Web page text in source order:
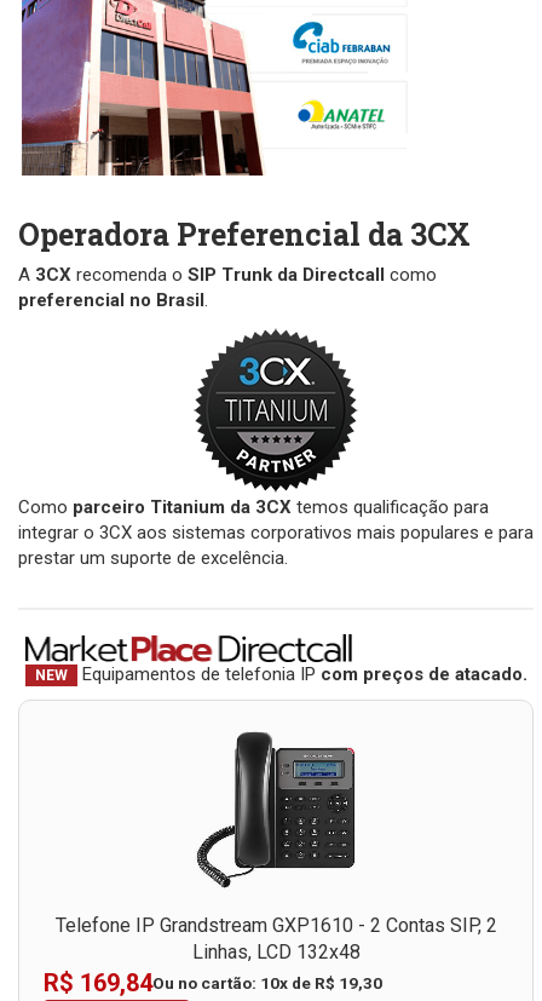
Operadora Preferencial da 3CX
A 3CX recomenda o SIP Trunk da Directcall como
preferencial no Brasil.
Como parceiro Titanium da 3CX temos qualificação para
integrar o 3CX aos sistemas corporativos mais populares e para
prestar um suporte de excelência.
NEW Equipamentos de telefonia IP com preços de atacado.
Telefone IP Grandstream GXP1610 - 2 Contas SIP, 2
Linhas, LCD 132x48
R$ 169,84Ou no cartão: 10x de R$ 19,30